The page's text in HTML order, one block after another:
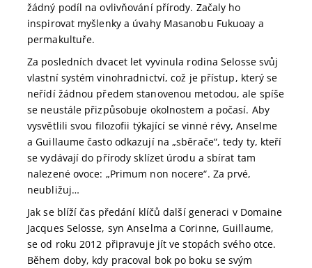
žádný podíl na ovlivňování přírody. Začaly ho
inspirovat myšlenky a úvahy Masanobu Fukuoay a
permakultuře.
Za posledních dvacet let vyvinula rodina Selosse svůj
vlastní systém vinohradnictví, což je přístup, který se
neřídí žádnou předem stanovenou metodou, ale spíše
se neustále přizpůsobuje okolnostem a počasí. Aby
vysvětlili svou filozofii týkající se vinné révy, Anselme
a Guillaume často odkazují na „sběrače“, tedy ty, kteří
se vydávají do přírody sklízet úrodu a sbírat tam
nalezené ovoce: „Primum non nocere“. Za prvé,
neubližuj…
Jak se blíží čas předání klíčů další generaci v Domaine
Jacques Selosse, syn Anselma a Corinne, Guillaume,
se od roku 2012 připravuje jít ve stopách svého otce.
Během doby, kdy pracoval bok po boku se svým